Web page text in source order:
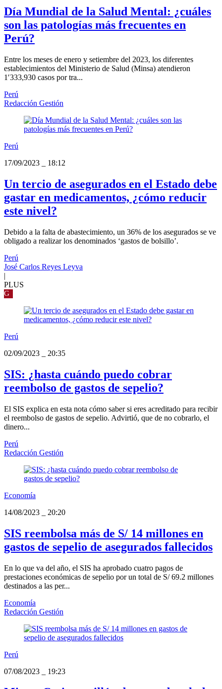
Día Mundial de la Salud Mental: ¿cuáles
son las patologías más frecuentes en
Perú?
Entre los meses de enero y setiembre del 2023, los diferentes
establecimientos del Ministerio de Salud (Minsa) atendieron
1′333,930 casos por tra...
Perú
Redacción Gestión
Perú
17/09/2023
18:12
Un tercio de asegurados en el Estado debe
gastar en medicamentos, ¿cómo reducir
este nivel?
Debido a la falta de abastecimiento, un 36% de los asegurados se ve
obligado a realizar los denominados ‘gastos de bolsillo’.
Perú
José Carlos Reyes Leyva
|
PLUS
G
Perú
02/09/2023
20:35
SIS: ¿hasta cuándo puedo cobrar
reembolso de gastos de sepelio?
El SIS explica en esta nota cómo saber si eres acreditado para recibir
el reembolso de gastos de sepelio. Advirtió, que de no cobrarlo, el
dinero...
Perú
Redacción Gestión
Economía
14/08/2023
20:20
SIS reembolsa más de S/ 14 millones en
gastos de sepelio de asegurados fallecidos
En lo que va del año, el SIS ha aprobado cuatro pagos de
prestaciones económicas de sepelio por un total de S/ 69.2 millones
destinados a las per...
Economía
Redacción Gestión
Perú
07/08/2023
19:23